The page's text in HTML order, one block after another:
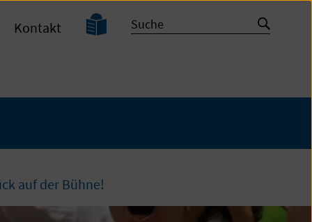
Kontakt
Leichte
Sprache
Suche
Suche
starten
auf der Bühne!